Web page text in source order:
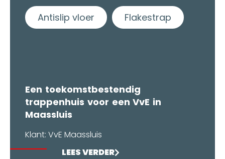
Antislip vloer Flakestrap
Een toekomstbestendig
trappenhuis voor een VvE in
Maassluis
Klant: VvE Maassluis
LEES VERDER